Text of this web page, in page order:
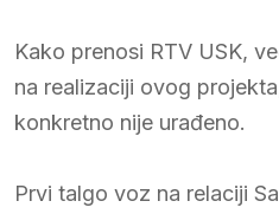
Kako prenosi RTV USK,
na realizaciji ovog
konkretno nije urađeno.
Prvi talgo voz na relaciji